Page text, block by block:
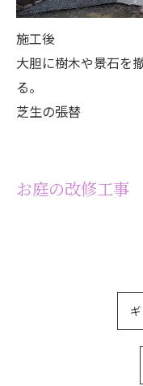
施工後
大胆に樹木や景石を
る。
芝生の張替
お庭の改修工事